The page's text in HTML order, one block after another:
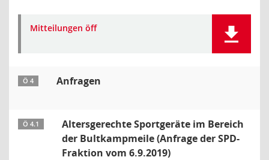
Mitteilungen öff
Ö 4 Anfragen
Ö 4.1
Altersgerechte Sportgeräte im Bereich
der Bultkampmeile (Anfrage der SPD-
Fraktion vom 6.9.2019)